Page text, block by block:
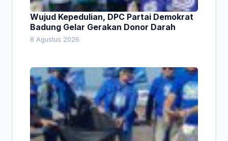
Wujud Kepedulian, DPC Partai Demokrat
Badung Gelar Gerakan Donor Darah
8 Agustus 2026